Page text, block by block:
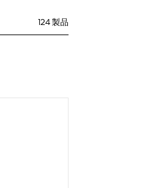
124 製品